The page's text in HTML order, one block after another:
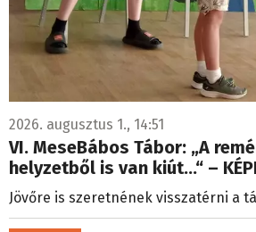
2026. augusztus 1., 14:51
VI. MeseBábos Tábor: „A
helyzetből is van kiút...“ –
Jövőre is szeretnének visszatérni a